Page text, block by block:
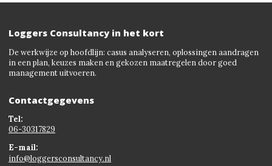
Loggers Consultancy in het kort
De werkwijze op hoofdlijn: casus analyseren, oplossingen aandragen
in een plan, keuzes maken en gekozen maatregelen door goed
management uitvoeren.
Contactgegevens
Tel:
06-30317829
E-mail:
info@loggersconsultancy.nl